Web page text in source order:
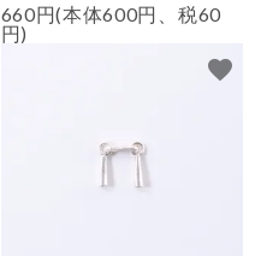
660円(本体600円、税60
円)
favorite